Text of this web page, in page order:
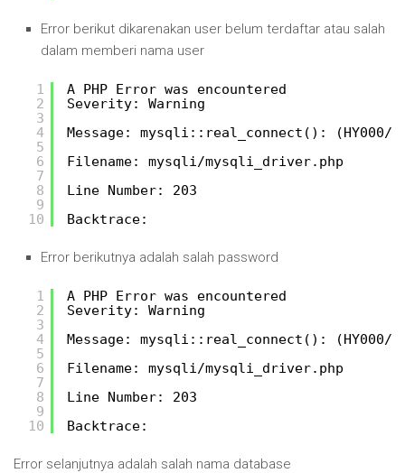
Error berikut dikarenakan user belum terdaftar atau salah
dalam memberi nama user
1
2
3
4
5
6
7
8
9
10
A PHP Error was encountered
Severity: Warning
Message: mysqli::real_connect():
Filename: mysqli/mysqli_driver.php
Line Number: 203
Backtrace:
Error berikutnya adalah salah password
1
2
3
4
5
6
7
8
9
10
A PHP Error was encountered
Severity: Warning
Message: mysqli::real_connect():
Filename: mysqli/mysqli_driver.php
Line Number: 203
Backtrace:
Error selanjutnya adalah salah nama database